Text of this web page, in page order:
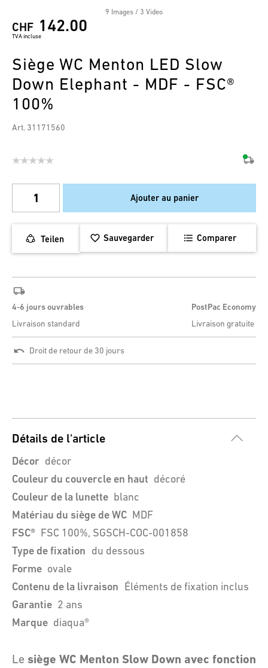
9 Images / 3 Video
CHF 142.00
TVA incluse
Siège WC Menton LED Slow
Down Elephant - MDF - FSC®
100%
Art. 31171560
Ajouter au panier
Teilen Sauvegarder Comparer
4-6 jours ouvrables
Livraison standard
PostPac Economy
Livraison gratuite
Droit de retour de 30 jours
Détails de l'article
Décor décor
Couleur du couvercle en haut décoré
Couleur de la lunette blanc
Matériau du siège de WC MDF
FSC® FSC 100%, SGSCH-COC-001858
Type de fixation du dessous
Forme ovale
Contenu de la livraison Éléments de fixation inclus
Garantie 2 ans
Marque diaqua®
Le siège WC Menton Slow Down avec fonction